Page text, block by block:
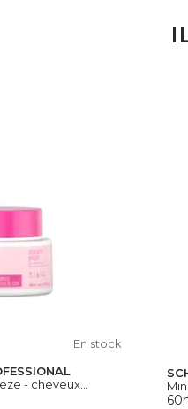
En stock
- cheveux...